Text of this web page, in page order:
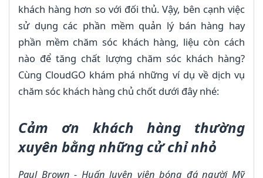
khách hàng hơn so với đối thủ. Vậy, bên cạnh việc
sử dụng các phần mềm quản lý bán hàng hay
phần mềm chăm sóc khách hàng, liệu còn cách
nào để tăng chất lượng chăm sóc khách hàng?
Cùng CloudGO khám phá những ví dụ về dịch vụ
chăm sóc khách hàng chủ chốt dưới đây nhé:
Cảm ơn khách hàng thường
xuyên bằng những cử chỉ nhỏ
Paul Brown - Huấn luyện viên bóng đá người Mỹ